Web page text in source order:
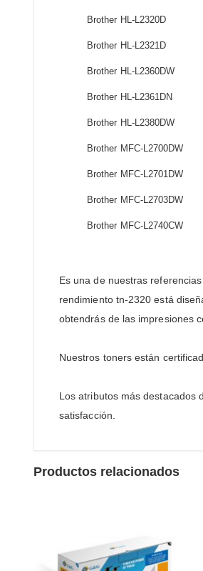
Brother HL-L2320D
Brother HL-L2321D
Brother HL-L2360DW
Brother HL-L2361DN
Brother HL-L2380DW
Brother MFC-L2700DW
Brother MFC-L2701DW
Brother MFC-L2703DW
Brother MFC-L2740CW
Es una de nuestras
rendimiento tn-2320 está
obtendrás de las impresiones
Nuestros toners están
Los atributos más destacados
satisfacción.
Productos relacionados